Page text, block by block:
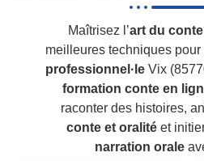
Maîtrisez l’art du conte
meilleures techniques
professionnel·leVix
formation conte en
raconter des histoires,
conte et oralité et
narration orale